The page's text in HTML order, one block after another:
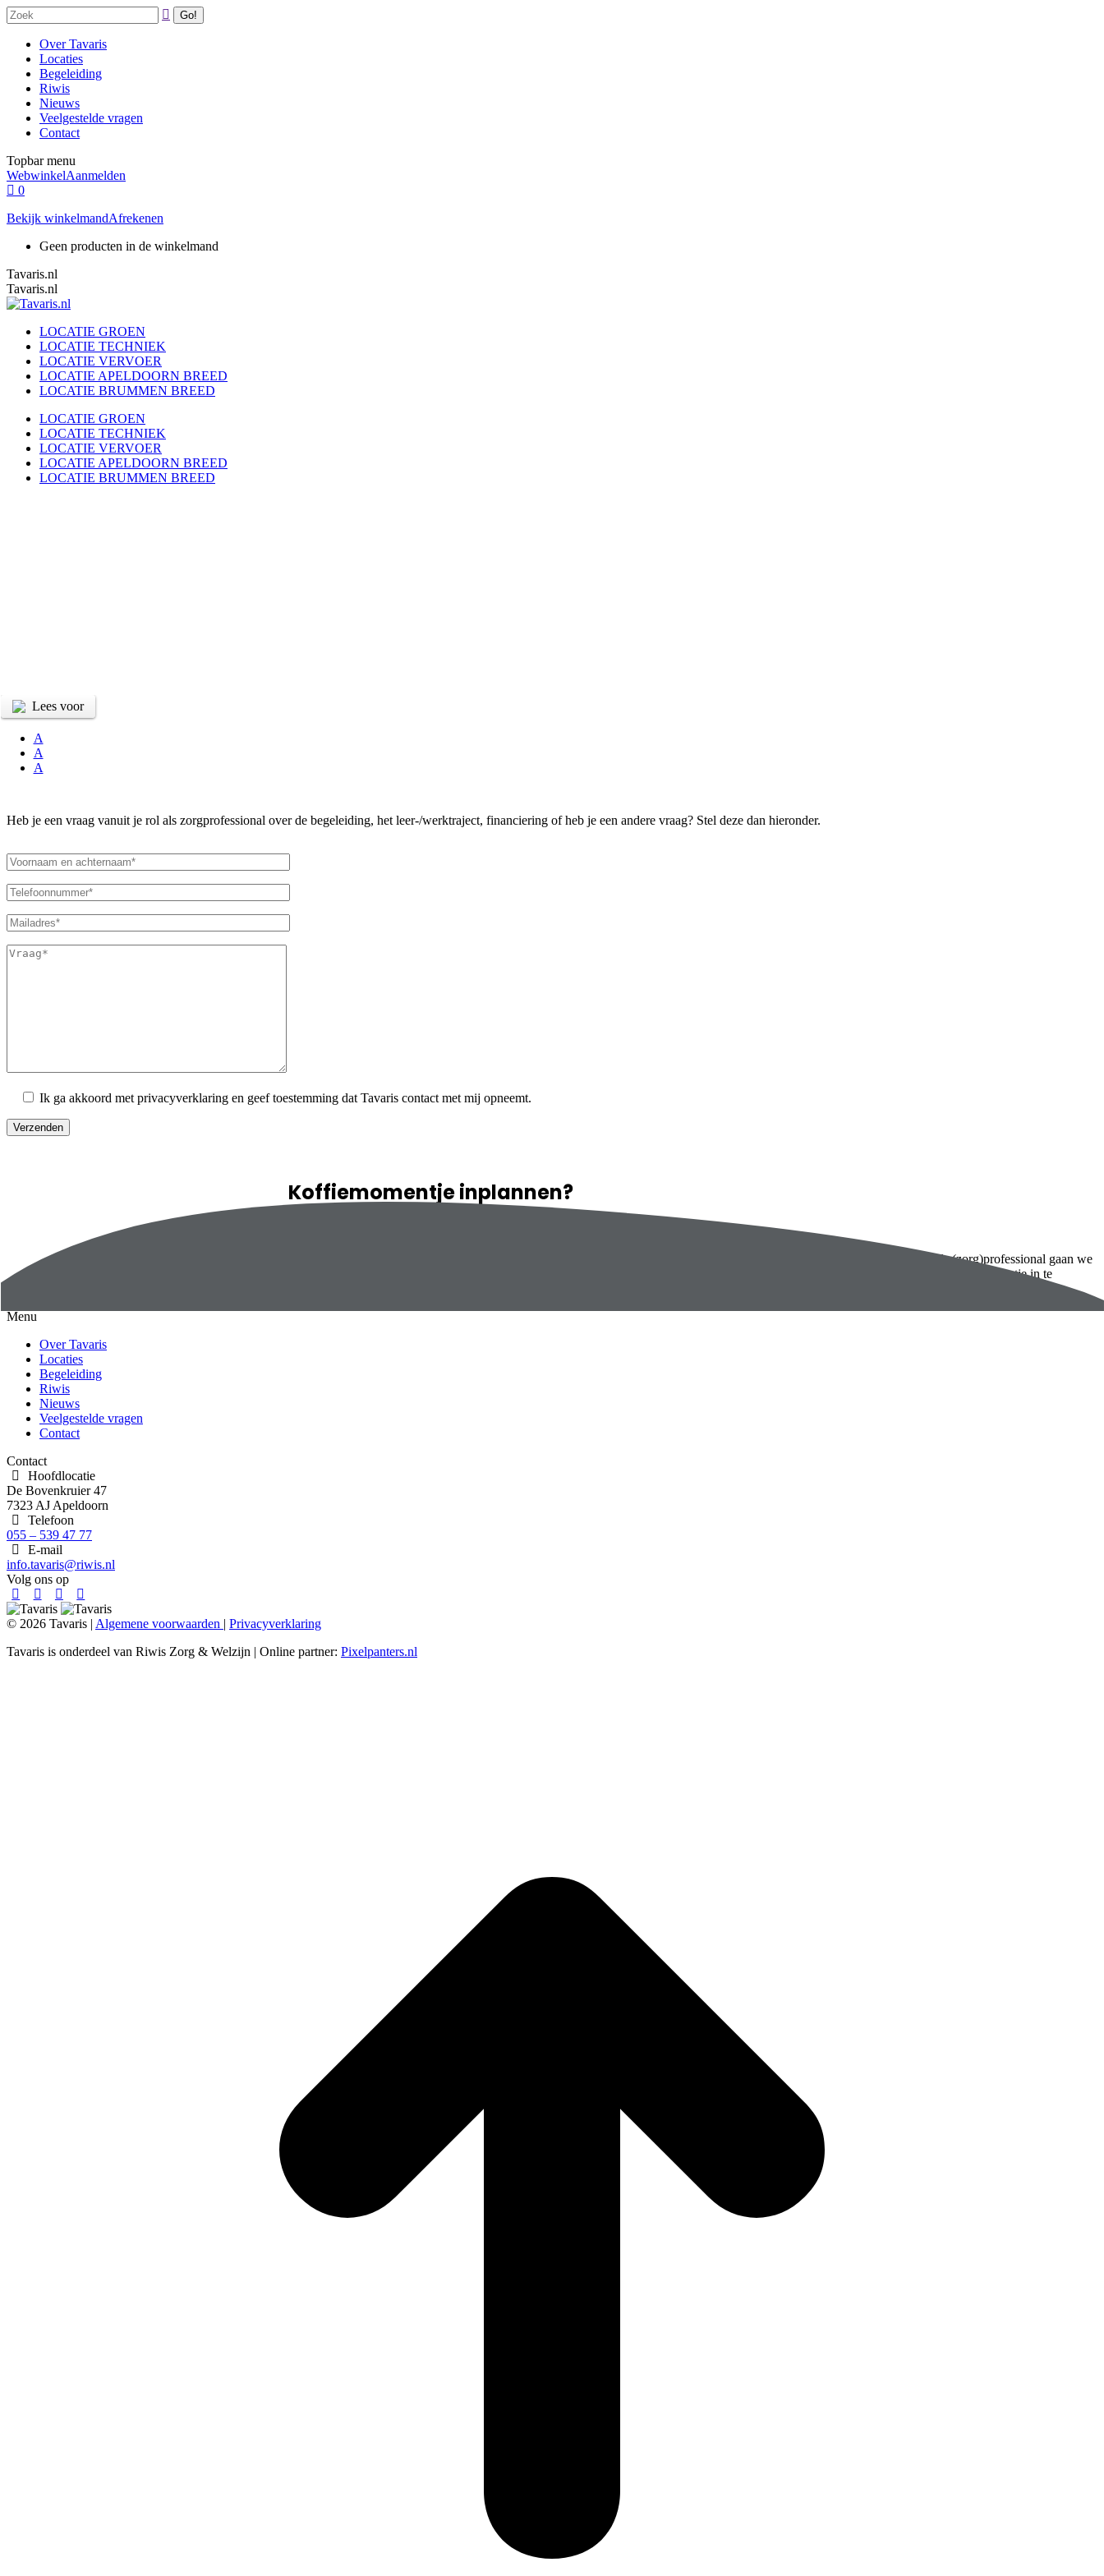
Spring
naar
content
Zoeken:
Over Tavaris
Locaties
Begeleiding
Riwis
Nieuws
Veelgestelde vragen
Contact
Topbar menu
WebwinkelAanmelden
0
Bekijk winkelmandAfrekenen
Geen producten in de winkelmand
Tavaris.nl
Tavaris.nl
LOCATIE GROEN
LOCATIE TECHNIEK
LOCATIE VERVOER
LOCATIE APELDOORN BREED
LOCATIE BRUMMEN BREED
LOCATIE GROEN
LOCATIE TECHNIEK
LOCATIE VERVOER
LOCATIE APELDOORN BREED
LOCATIE BRUMMEN BREED
Lees voor
A
A
A
Heb je een vraag vanuit je rol als zorgprofessional over de begeleiding, het leer-/werktraject, financiering of heb je een andere vraag? Stel deze dan hieronder.
Ik ga akkoord met privacyverklaring en geef toestemming dat Tavaris contact met mij opneemt.
Koffiemomentje inplannen?
We denken graag met je mee en zijn dol op creatieve brainstorms. Heb jij ideeën, zie je moeilijkheden of juist mogelijkheden als (zorg)professional gaan we
graag met je in gesprek. Je bent van harte welkom op locatie Apeldoorn Breed aan de Bovenkruier 47. Dus twijfel niet om een koffiemomentje in te
Menu
Over Tavaris
Locaties
Begeleiding
Riwis
Nieuws
Veelgestelde vragen
Contact
Contact
Hoofdlocatie
De Bovenkruier 47
7323 AJ Apeldoorn
Telefoon
055 – 539 47 77
E-mail
info.tavaris@riwis.nl
Volg ons op
© 2026 Tavaris | Algemene voorwaarden | Privacyverklaring
Tavaris is onderdeel van Riwis Zorg & Welzijn | Online partner: Pixelpanters.nl